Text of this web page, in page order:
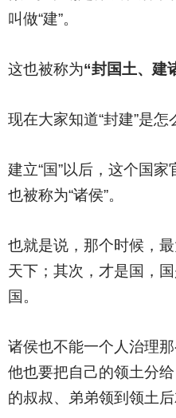
叫做“建”。
这也被称为“封国土、建
现在大家知道“封建”是怎
建立“国”以后，这个国家
也被称为“诸侯”。
也就是说，那个时候，
天下；其次，才是国，
国。
诸侯也不能一个人治理
他也要把自己的领土分
的叔叔、弟弟领到领土后